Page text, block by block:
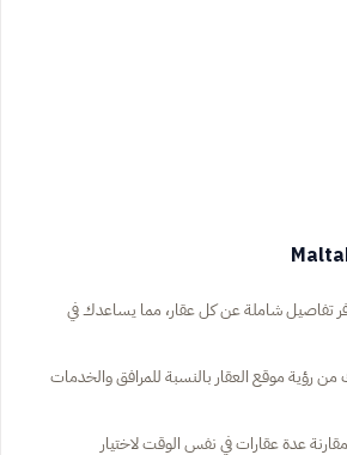
تفاصيل شاملة عن كل عقار، مما يساعدك في
رؤية موقع العقار بالنسبة للمرافق والخدمات
عدة عقارات في نفس الوقت لاختيار